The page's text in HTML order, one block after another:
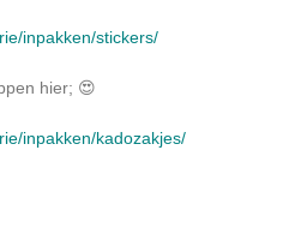
inpakken/stickers/
hier; 😍
inpakken/kadozakjes/